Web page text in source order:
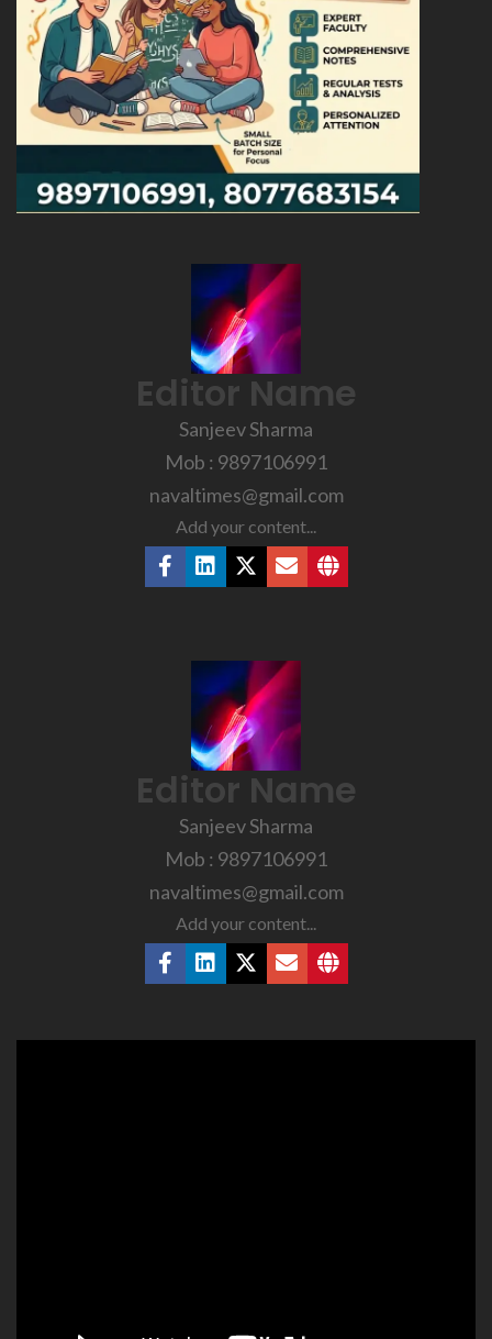
Editor Name
Sanjeev Sharma
Mob : 9897106991
navaltimes@gmail.com
Add your content...
Editor Name
Sanjeev Sharma
Mob : 9897106991
navaltimes@gmail.com
Add your content...